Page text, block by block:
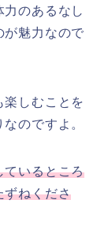
のあるなし
が魅力なので
楽しむことを
のですよ。
ているところ
ずねくださ